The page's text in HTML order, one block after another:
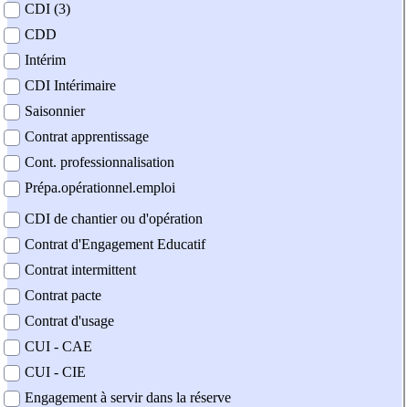
contrat
CDI (3)
CDD
Intérim
CDI Intérimaire
Saisonnier
Contrat apprentissage
Cont. professionnalisation
Prépa.opérationnel.emploi
CDI de chantier ou d'opération
Contrat d'Engagement Educatif
Contrat intermittent
Contrat pacte
Contrat d'usage
CUI - CAE
CUI - CIE
Engagement à servir dans la réserve